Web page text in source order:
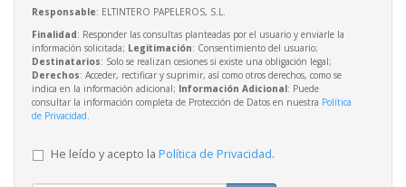
Responsable: ELTINTERO PAPELEROS, S.L.
Finalidad: Responder las consultas planteadas por el usuario y enviarle la
información solicitada; Legitimación: Consentimiento del usuario;
Destinatarios: Solo se realizan cesiones si existe una obligación legal;
Derechos: Acceder, rectificar y suprimir, así como otros derechos, como se
indica en la información adicional; Información Adicional: Puede
consultar la información completa de Protección de Datos en nuestra Política
de Privacidad
He leído y acepto la Política de Privacidad.